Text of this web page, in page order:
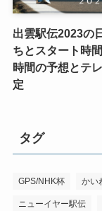
出雲駅伝2023
ちとスタート時
時間の予想とテ
定
タグ
GPS/NHK杯 かい
ニューイヤー駅伝